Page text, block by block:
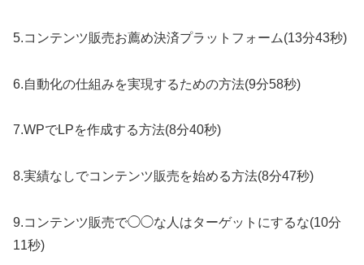
5.コンテンツ販売お薦め決済プラットフォーム(13分43秒)
6.自動化の仕組みを実現するための方法(9分58秒)
7.WPでLPを作成する方法(8分40秒)
8.実績なしでコンテンツ販売を始める方法(8分47秒)
9.コンテンツ販売で◯◯な人はターゲットにするな(10分
11秒)